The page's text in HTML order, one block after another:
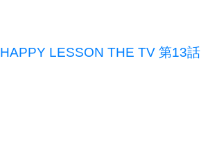
HAPPY LESSON THE TV 第13話